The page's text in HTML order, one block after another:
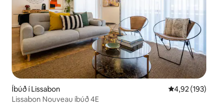
Íbúð í Lissabon 4,92 af 5 í
4,92 (193)
Lissabon Nouveau íbúð 4E